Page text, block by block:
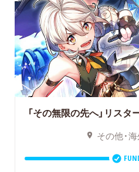
「その無限の先へ」リス
その他・